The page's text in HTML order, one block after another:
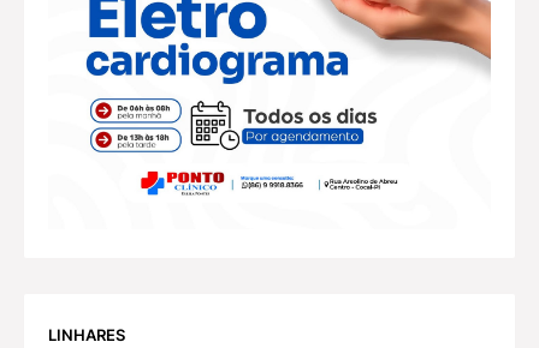
LINHARES